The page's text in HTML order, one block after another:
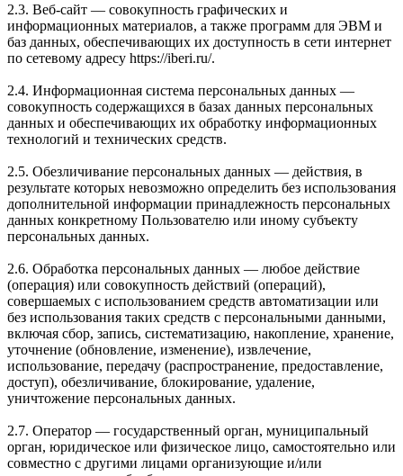
2.3. Веб-сайт — совокупность графических и
информационных материалов, а также программ для ЭВМ и
баз данных, обеспечивающих их доступность в сети интернет
по сетевому адресу https://iberi.ru/.
2.4. Информационная система персональных данных —
совокупность содержащихся в базах данных персональных
данных и обеспечивающих их обработку информационных
технологий и технических средств.
2.5. Обезличивание персональных данных — действия, в
результате которых невозможно определить без использования
дополнительной информации принадлежность персональных
данных конкретному Пользователю или иному субъекту
персональных данных.
2.6. Обработка персональных данных — любое действие
(операция) или совокупность действий (операций),
совершаемых с использованием средств автоматизации или
без использования таких средств с персональными данными,
включая сбор, запись, систематизацию, накопление, хранение,
уточнение (обновление, изменение), извлечение,
использование, передачу (распространение, предоставление,
доступ), обезличивание, блокирование, удаление,
уничтожение персональных данных.
2.7. Оператор — государственный орган, муниципальный
орган, юридическое или физическое лицо, самостоятельно или
совместно с другими лицами организующие и/или